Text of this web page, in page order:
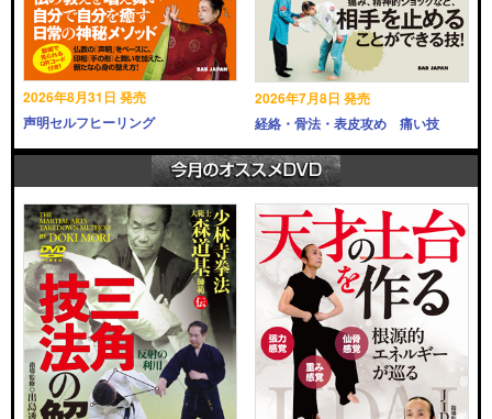
2026年8月31日 発売
声明セルフヒーリング
2026年7月8日 発売
経絡・骨法・表皮攻め 痛い技